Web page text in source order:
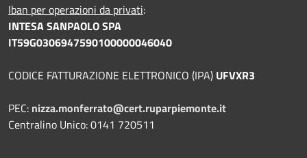
Iban per operazioni da privati:
INTESA SANPAOLO SPA
IT59G0306947590100000046040
CODICE FATTURAZIONE ELETTRONICO (IPA) UFVXR3
PEC: nizza.monferrato@cert.ruparpiemonte.it
Centralino Unico: 0141 720511